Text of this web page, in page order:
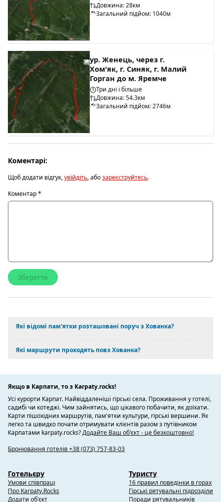
Довжина: 28км
Загальний підйом: 1040м
ур. Женець, через г.
Хом'як, г. Синяк, г. Малий
Горган до м. Яремче
Три дні і більше
Довжина: 54.3км
Загальний підйом: 2746м
Коментарі:
Щоб додати відгук,увійдіть, абозареєструйтесь.
Коментар*
Які відомі пам'ятки розташовані поруч з Хованка?
Які маршрути проходять повз Хованка?
Якщо в Карпати, то з Karpaty.rocks!
Усі курорти Карпат. Найвіддаленіші гірські села. Проживання у готелі,
садибі чи котеджі. Чим зайнятись, що цікавого побачити, як доїхати.
Карти пішохідних маршрутів, пам'ятки культури, гірські вершини. Як
легко та швидко почати отримувати клієнтів разом з путівником
Карпатами karpaty.rocks?Додайте Ваш об'єкт - це безкоштовно!
Бронювання готелів +38 (073) 757-83-03
Готельєру
Умови співпраці
Про Karpaty.Rocks
Додати об'єкт
Туристу
16 правил поведінки в горах
Гірські рятувальні підрозділи
Поради рятувальників